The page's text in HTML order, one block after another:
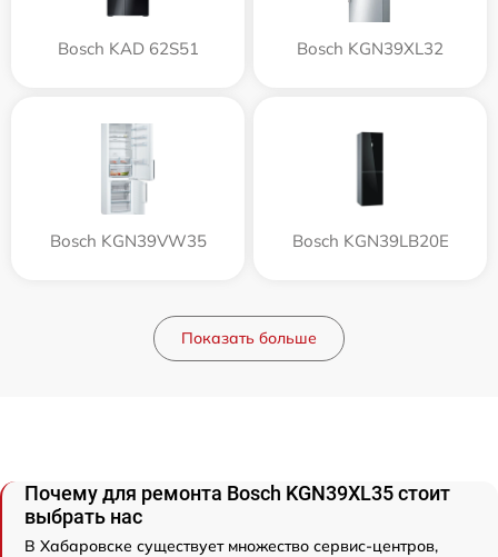
Bosch KAD 62S51 Bosch KGN39XL32
Bosch KGN39VW35 Bosch KGN39LB20E
Показать больше
Почему для ремонта Bosch KGN39XL35 стоит
выбрать нас
В Хабаровске существует множество сервис-центров,